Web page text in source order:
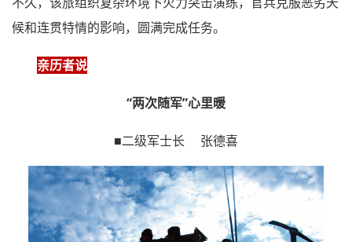
候和连贯特情的影响，圆满完成任务。
亲历者说
“两次随军”心里暖
■二级军士长 张德喜